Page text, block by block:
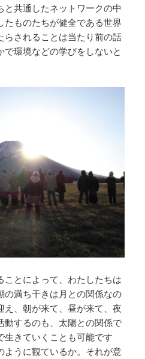
共通したネットワークの中
たものたちが健全である世界
らされることは当たり前の話
環境などの学びをしないと
ことによって、わたしたちは
の満ち干きは月との関係なの
え、朝が来て、昼が来て、夜
動するのも、太陽との関係で
生きていくことも可能です
ように観ているか。それが意